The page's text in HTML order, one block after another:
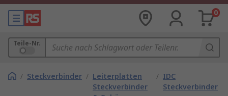
0
Teile-Nr.
/ Steckverbinder / Leiterplatten
Steckverbinder
/ IDC
Steckverbinder